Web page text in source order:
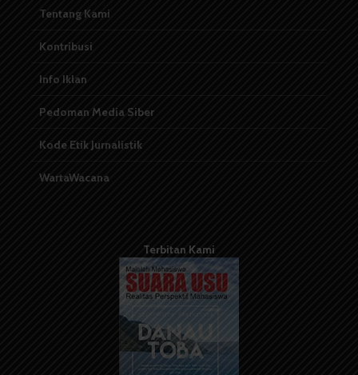
Tentang Kami
Kontribusi
Info Iklan
Pedoman Media Siber
Kode Etik Jurnalistik
WartaWacana
Terbitan Kami